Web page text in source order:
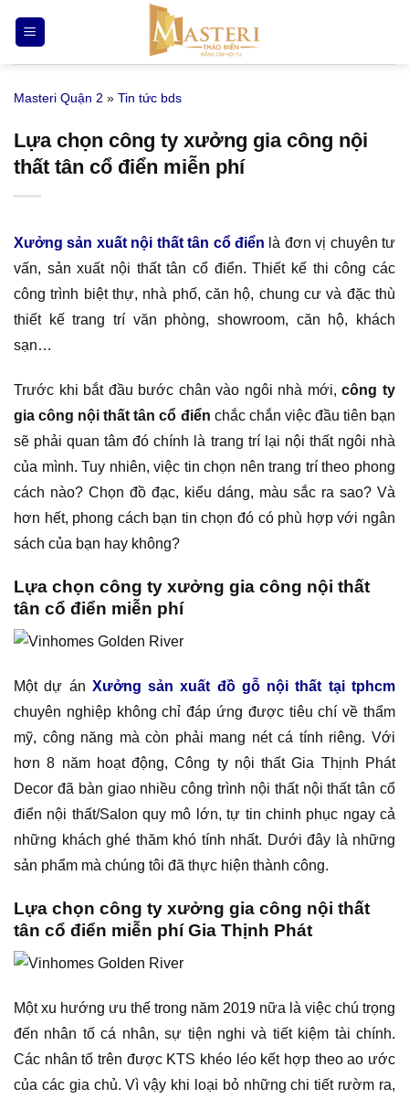
qua
nội
Masteri Quận 2 » Tin tức bds
Lựa chọn công ty xưởng gia công nội
thất tân cổ điển miễn phí
Xưởng sản xuất nội thất tân cổ điển là đơn vị chuyên tư
vấn, sản xuất nội thất tân cổ điển. Thiết kế thi công các
công trình biệt thự, nhà phố, căn hộ, chung cư và đặc thù
thiết kế trang trí văn phòng, showroom, căn hộ, khách
sạn…
Trước khi bắt đầu bước chân vào ngôi nhà mới,công ty
gia công nội thất tân cổ điển chắc chắn việc đầu tiên bạn
sẽ phải quan tâm đó chính là trang trí lại nội thất ngôi nhà
của mình. Tuy nhiên, việc tin chọn nên trang trí theo phong
cách nào? Chọn đồ đạc, kiểu dáng, màu sắc ra sao? Và
hơn hết, phong cách bạn tin chọn đó có phù hợp với ngân
sách của bạn hay không?
Lựa chọn công ty xưởng gia công nội thất
tân cổ điển miễn phí
Một dự án Xưởng sản xuất đồ gỗ nội thất tại tphcm
chuyên nghiệp không chỉ đáp ứng được tiêu chí về thẩm
mỹ, công năng mà còn phải mang nét cá tính riêng. Với
hơn 8 năm hoạt động, Công ty nội thất Gia Thịnh Phát
Decor đã bàn giao nhiều công trình nội thất nội thất tân cổ
điển nội thất/Salon quy mô lớn, tự tin chinh phục ngay cả
những khách ghé thăm khó tính nhất. Dưới đây là những
sản phẩm mà chúng tôi đã thực hiện thành công.
Lựa chọn công ty xưởng gia công nội thất
tân cổ điển miễn phí Gia Thịnh Phát
Một xu hướng ưu thế trong năm 2019 nữa là việc chú trọng
đến nhân tố cá nhân, sự tiện nghi và tiết kiệm tài chính.
Các nhân tố trên được KTS khéo léo kết hợp theo ao ước
của các gia chủ. Vì vậy khi loại bỏ những chi tiết rườm ra,